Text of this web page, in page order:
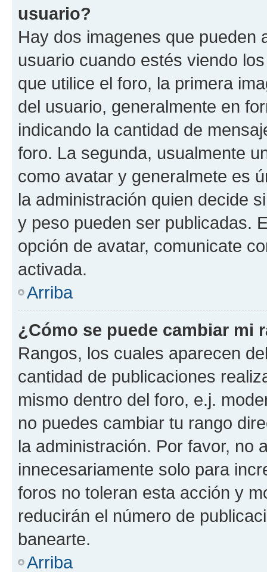
usuario?
Hay dos imagenes que pueden
usuario cuando estés viendo
que utilice el foro, la primera
del usuario, generalmente en
indicando la cantidad de
foro. La segunda, usualmente
como avatar y generalmete es
la administración quien decide
y peso pueden ser publicadas.
opción de avatar, comunicate
activada.
Arriba
¿Cómo se puede cambiar mi
Rangos, los cuales aparecen
cantidad de publicaciones
mismo dentro del foro, e.j.
no puedes cambiar tu rango
la administración. Por favor, no
innecesariamente solo para
foros no toleran esta acción y
reducirán el número de
banearte.
Arriba